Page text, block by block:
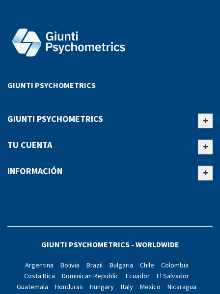
GIUNTI PSYCHOMETRICS
GIUNTI PSYCHOMETRICS
TU CUENTA
INFORMACIÓN
GIUNTI PSYCHOMETRICS - WORLDWIDE
Argentina Bolivia Brazil Bulgaria Chile
Colombia
Costa Rica
Dominican Republic Ecuador
El Salvador
Guatemala
Honduras Hungary Italy Mexico
Nicaragua